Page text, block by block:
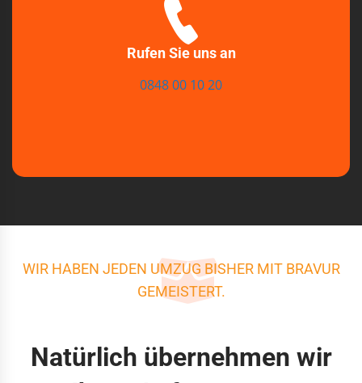
Rufen Sie uns an
0848 00 10 20
WIR HABEN JEDEN UMZUG BISHER MIT BRAVUR
GEMEISTERT.
Natürlich übernehmen wir